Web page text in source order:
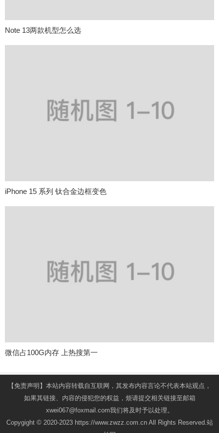
Note 13两款机型怎么选
iPhone 15 系列 钛合金边框变色
微信占100G内存 上热搜第一
【免责声明】本站内容转载自互联网，其发布内容言论不代表本站观点，
如果其链接、内容的侵犯您的权益，烦请提交相关链接至邮箱
xwei067@foxmail.com我们将及时予以处理。
Copygight © 2020-2023 https://www.zwzz.com.cn All Rights Reserved.站